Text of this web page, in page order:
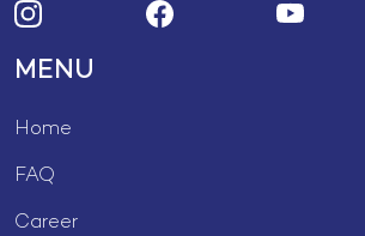
MENU
Home
FAQ
Career